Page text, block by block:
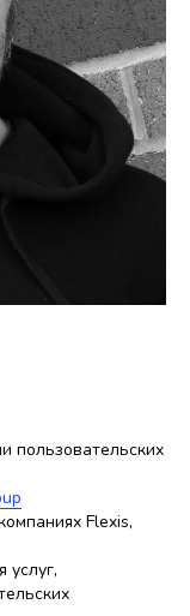
пользовательских
Flexis,
услуг,